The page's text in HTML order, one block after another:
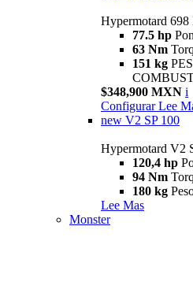
Hypermotard
77.5 hp
63 Nm
151 kg
$348,900 MXN i
Configurar Lee
new V2 SP 100
Hypermotard V2
120,4 hp
94 Nm
180 kg
Lee Mas
Monster